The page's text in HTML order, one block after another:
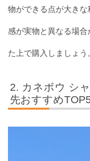
物ができる点が大き
感が実物と異なる場
た上で購入しましょう
カネボウ シ
先おすすめ